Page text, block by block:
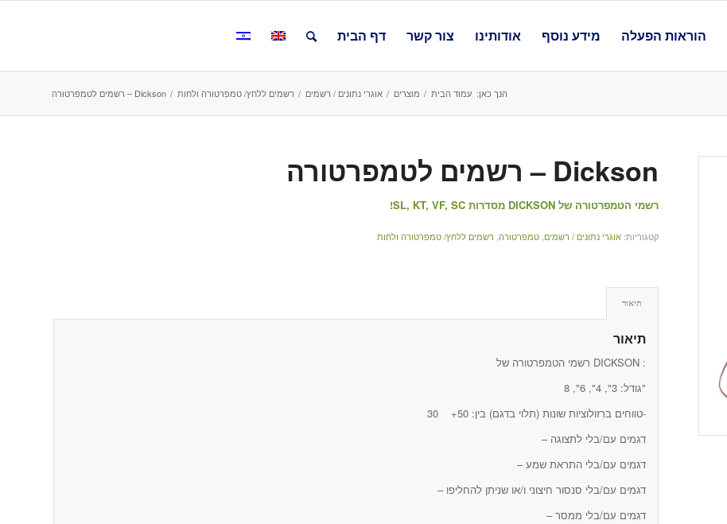
הוראות הפעלה מידע נוסף אודותינו צור קשר דף הבית
הנך כאן: עמוד הבית / מוצרים / אוגרי נתונים / רשמים / רשמים ללחץ/ טמפרטורה ולחות / Dickson – רשמים לטמפרטורה
Dickson – רשמים לטמפרטורה
רשמי הטמפרטורה של DICKSON מסדרות SL, KT, VF, SC!
קטגוריות:אוגרי נתונים / רשמים ,טמפרטורה רשמים ללחץ/ טמפרטורה ולחות
תיאור
תיאור
רשמי הטמפרטורה של DICKSON :
גודל: 3", 4", 6", 8"
טווחים ברזולוציות שונות (תלוי בדגם) בין: 50+ 30-
– דגמים עם/בלי לתצוגה
– דגמים עם/בלי התראת שמע
– דגמים עם/בלי סנסור חיצוני ו/או שניתן להחליפו
– דגמים עם/בלי ממסר